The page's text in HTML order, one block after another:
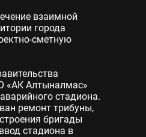
взаимной
города
сметную
«АК Алтыналмас»
стадиона.
ремонт трибуны,
бригады
стадиона в